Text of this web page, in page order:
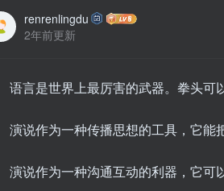
renrenlingdu
2年前更新
语言是世界上最厉害的武器。拳头可
演说作为一种传播思想的工具，它能
演说作为一种沟通互动的利器，它可